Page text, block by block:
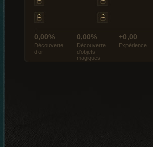
0,00%
Découverte
d’or
0,00%
Découverte
d’objets
magiques
+0,00
Expérience